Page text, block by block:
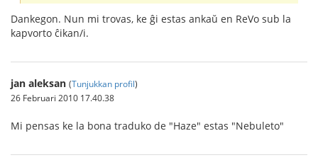
Dankegon. Nun mi trovas, ke ĝi estas ankaŭ en ReVo sub la
kapvorto ĉikan/i.
jan aleksan (Tunjukkan profil)
26 Februari 2010 17.40.38
Mi pensas ke la bona traduko de "Haze" estas "Nebuleto"